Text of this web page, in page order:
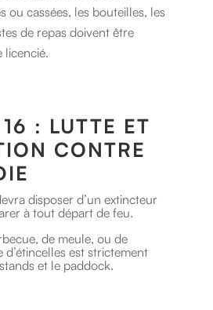
ou cassées, les bouteilles, les
de repas doivent être
licencié.
: LUTTE ET
CONTRE
disposer d’un extincteur
à tout départ de feu.
de meule, ou de
est strictement
et le paddock.